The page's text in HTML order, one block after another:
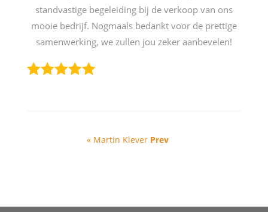
standvastige begeleiding bij de verkoop van ons
mooie bedrijf. Nogmaals bedankt voor de prettige
samenwerking, we zullen jou zeker aanbevelen!
« Martin Klever Prev